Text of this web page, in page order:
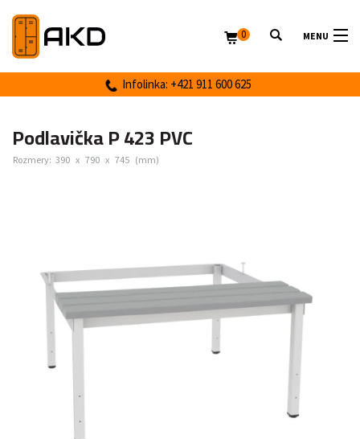
MENU
Infolinka: +421 911 600 625
0
Podlavička P 423 PVC
Rozmery: 390 x 790 x 745 (mm)